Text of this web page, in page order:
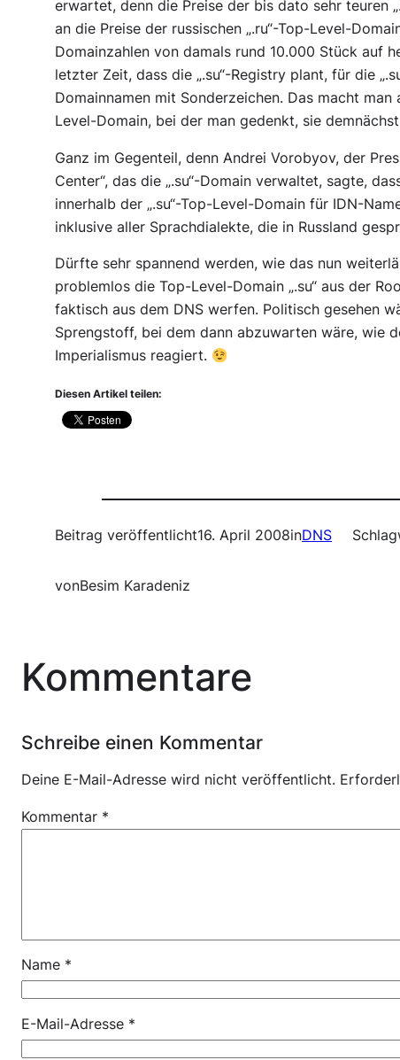
erwartet, denn die Preise der bis dato sehr teuren
an die Preise der russischen „.ru“-Top-Level-
Domainzahlen von damals rund 10.000 Stück auf
letzter Zeit, dass die „.su“-Registry plant, für die
Domainnamen mit Sonderzeichen. Das macht
Level-Domain, bei der man gedenkt, sie
Ganz im Gegenteil, denn Andrei Vorobyov, der
Center“, das die „.su“-Domain verwaltet, sagte,
innerhalb der „.su“-Top-Level-Domain für IDN-
inklusive aller Sprachdialekte, die in Russland
Dürfte sehr spannend werden, wie das nun
problemlos die Top-Level-Domain „.su“ aus der
faktisch aus dem DNS werfen. Politisch gesehen
Sprengstoff, bei dem dann abzuwarten wäre, wie
Imperialismus reagiert.
Diesen Artikel teilen:
Beitrag veröffentlicht16. April 2008inDNS
vonBesim Karadeniz
Kommentare
Schreibe einen Kommentar
Deine E-Mail-Adresse wird nicht veröffentlicht.
Kommentar *
Name *
E-Mail-Adresse *